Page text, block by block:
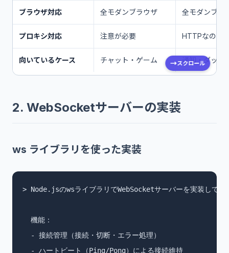
ブラウザ対応 全モダンブラウザ 全モダンブラ
プロキシ対応 注意が必要 HTTPなので
向いているケース チャット・ゲーム 通知・ダッシ
スクロール
2. WebSocketサーバーの実装
ws ライブラリを使った実装
> Node.jsのwsライブラリでWebSocketサーバーを実装してく
  機能：
  - 接続管理（接続・切断・エラー処理）
  - ハートビート（Ping/Pong）による接続維持